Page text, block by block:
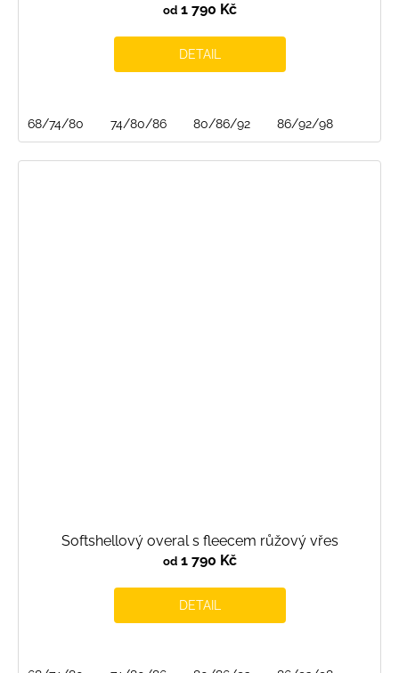
od1 790 Kč
DETAIL
68/74/80 74/80/86 80/86/92 86/92/98
Softshellový overal s fleecem růžový vřes
od1 790 Kč
DETAIL